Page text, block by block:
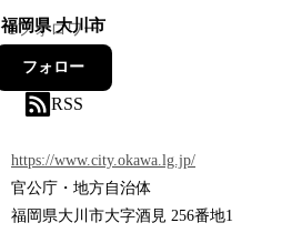
福岡県 大川市
1フォロワー
フォロー
RSS
https://www.city.okawa.lg.jp/
官公庁・地方自治体
福岡県大川市大字酒見 256番地1